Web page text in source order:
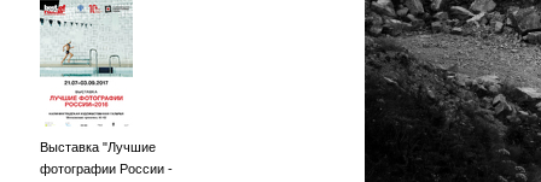
Выставка "Лучшие
фотографии России -